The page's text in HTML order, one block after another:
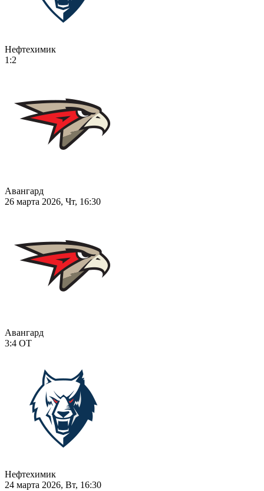
Нефтехимик
1:2
Авангард
26 марта 2026, Чт, 16:30
Авангард
3:4 ОТ
Нефтехимик
24 марта 2026, Вт, 16:30